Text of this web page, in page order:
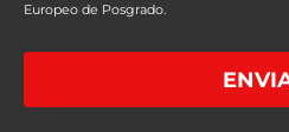
+info
interesado.+info
Destinatarios: No se comunican los
tal y como explicamos en la información
Europeo de Posgrado.